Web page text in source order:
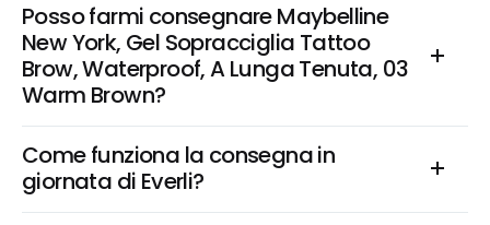
Posso farmi consegnare Maybelline
New York, Gel Sopracciglia Tattoo
Brow, Waterproof, A Lunga Tenuta, 03
Warm Brown?
Come funziona la consegna in
giornata di Everli?